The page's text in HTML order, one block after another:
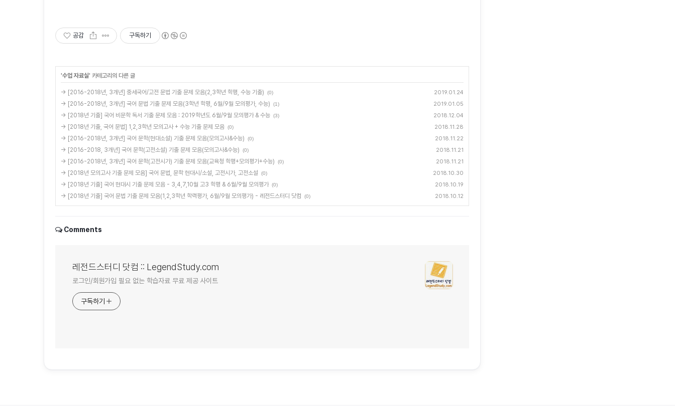
공감 구독하기
'수업 자료실' 카테고리의 다른 글
→ [2016-2018년, 3개년] 중세국어/고전 문법 기출 문제 모음(2,3학년 학평, 수능 기출) (0) 2019.01.24
→ [2016-2018년, 3개년] 국어 문법 기출 문제 모음(3학년 학평, 6월/9월 모의평가, 수능) (1) 2019.01.05
→ [2018년 기출] 국어 비문학 독서 기출 문제 모음 : 2019학년도 6월/9월 모의평가 & 수능 (3) 2018.12.04
→ [2018년 기출, 국어 문법] 1,2,3학년 모의고사 + 수능 기출 문제 모음 (0) 2018.11.28
→ [2016-2018년, 3개년] 국어 문학(현대소설) 기출 문제 모음(모의고사&수능) (0) 2018.11.22
→ [2016-2018, 3개년] 국어 문학(고전소설) 기출 문제 모음(모의고사&수능) (0) 2018.11.21
→ [2016-2018년, 3개년] 국어 문학(고전시가) 기출 문제 모음(교육청 학평+모의평가+수능) (0) 2018.11.21
→ [2018년 모의고사 기출 문제 모음] 국어 문법, 문학 현대시/소설, 고전시가, 고전소설 (0) 2018.10.30
→ [2018년 기출] 국어 현대시 기출 문제 모음 - 3,4,7,10월 고3 학평 & 6월/9월 모의평가 (0) 2018.10.19
→ [2018년 기출] 국어 문법 기출 문제 모음(1,2,3학년 학력평가, 6월/9월 모의평가) - 레전드스터디 닷컴 (0) 2018.10.12
Comments
레전드스터디 닷컴 :: LegendStudy.com
로그인/회원가입 필요 없는 학습자료 무료 제공 사이트
구독하기